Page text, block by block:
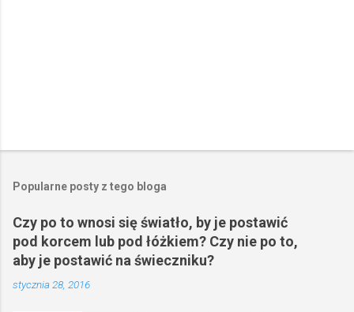
Popularne posty z tego bloga
Czy po to wnosi się światło, by je postawić
pod korcem lub pod łóżkiem? Czy nie po to,
aby je postawić na świeczniku?
stycznia 28, 2016